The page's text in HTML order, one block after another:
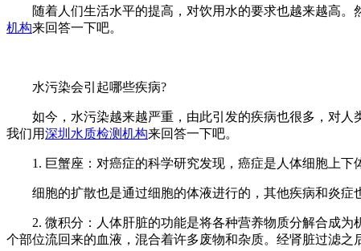
随着人们生活水平的提高，对饮用水的要求也越来越高。
机构来回答一下吧。
水污染会引起哪些疾病?
如今，水污染越来越严重，由此引发的疾病也很多，对人
我们用深圳水质检测机构来回答一下吧。
1. 巨蟹座：对癌症的科学研究发现，癌症是人体细胞上下
细胞的扩散也是通过细胞的体液进行的，其他疾病和炎症
2. 微积分：人体肝脏的功能是将各种营养物质分解合成为
个部位流回来的血液，混合着许多废物和杂质。经肾脏过滤